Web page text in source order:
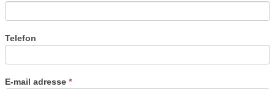
Telefon
E-mail adresse *